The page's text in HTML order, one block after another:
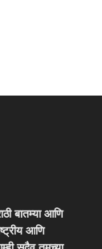
बातम्या आणि
आणि